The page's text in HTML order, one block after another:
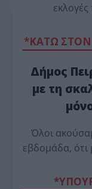
*ΚΑΤΩ ΣΤΟΝ
Δήμος
με τη
Όλοι
εβδομάδα, ότι